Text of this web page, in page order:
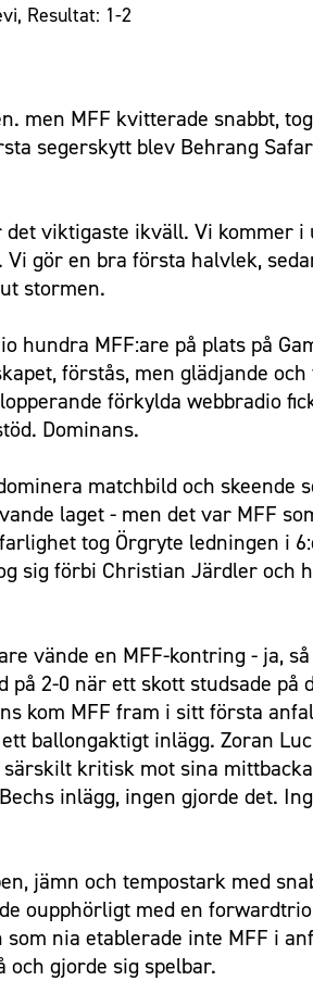
Resultat: 1-2
men MFF kvitterade snabbt,
segerskytt blev Behrang
viktigaste ikväll. Vi kommer
gör en bra första halvlek,
stormen.
hundra MFF:are på plats på
förstås, men glädjande
förkylda webbradio
Dominans.
matchbild och
laget - men det var MFF
tog Örgryte ledningen i
sig förbi Christian Järdler och
vände en MFF-kontring - ja,
2-0 när ett skott studsade
kom MFF fram i sitt första
ballongaktigt inlägg. Zoran
kritisk mot sina
inlägg, ingen gjorde det.
jämn och tempostark med
oupphörligt med en
nia etablerade inte MFF i
och gjorde sig spelbar.